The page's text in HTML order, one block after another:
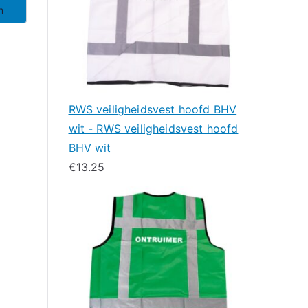
RWS veiligheidsvest hoofd BHV
wit - RWS veiligheidsvest hoofd
BHV wit
€13.25